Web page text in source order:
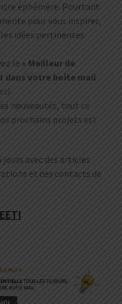
éphémère. Pourtant
pour vous inspirer,
idées pertinentes
le « Meilleur de
dans votre boîte mail
nouveautés, tout ce
prochains projets est
jours avec des articles
et des contacts de